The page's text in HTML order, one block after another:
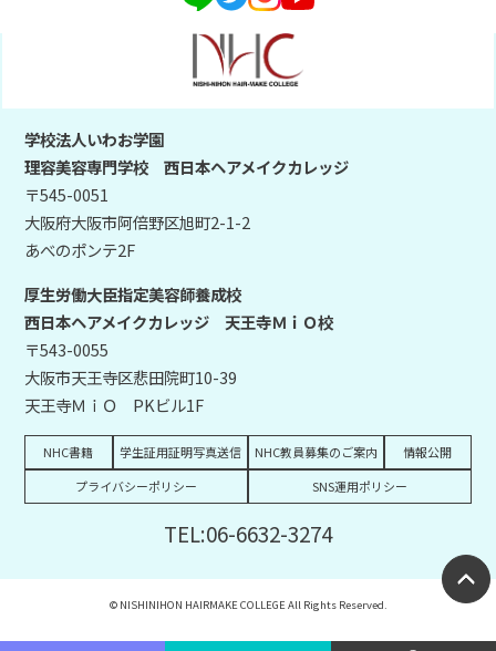
学校法人いわお学園
理容美容専門学校 西日本ヘアメイクカレッジ
〒545-0051
大阪府大阪市阿倍野区旭町2-1-2
あべのポンテ2F
厚生労働大臣指定美容師養成校
西日本ヘアメイクカレッジ 天王寺ＭｉＯ校
〒543-0055
大阪市天王寺区悲田院町10-39
天王寺ＭｉＯ PKビル1F
NHC書籍 学生証用証明写真送信 NHC教員募集のご案内
情報公開
プライバシーポリシー
SNS運用ポリシー
TEL:06-6632-3274
© NISHINIHON HAIRMAKE COLLEGE All Rights Reserved.